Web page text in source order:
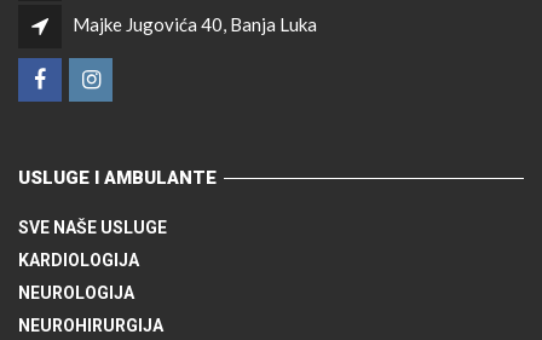
Majke Jugovića 40, Banja Luka
USLUGE I AMBULANTE
SVE NAŠE USLUGE
KARDIOLOGIJA
NEUROLOGIJA
NEUROHIRURGIJA